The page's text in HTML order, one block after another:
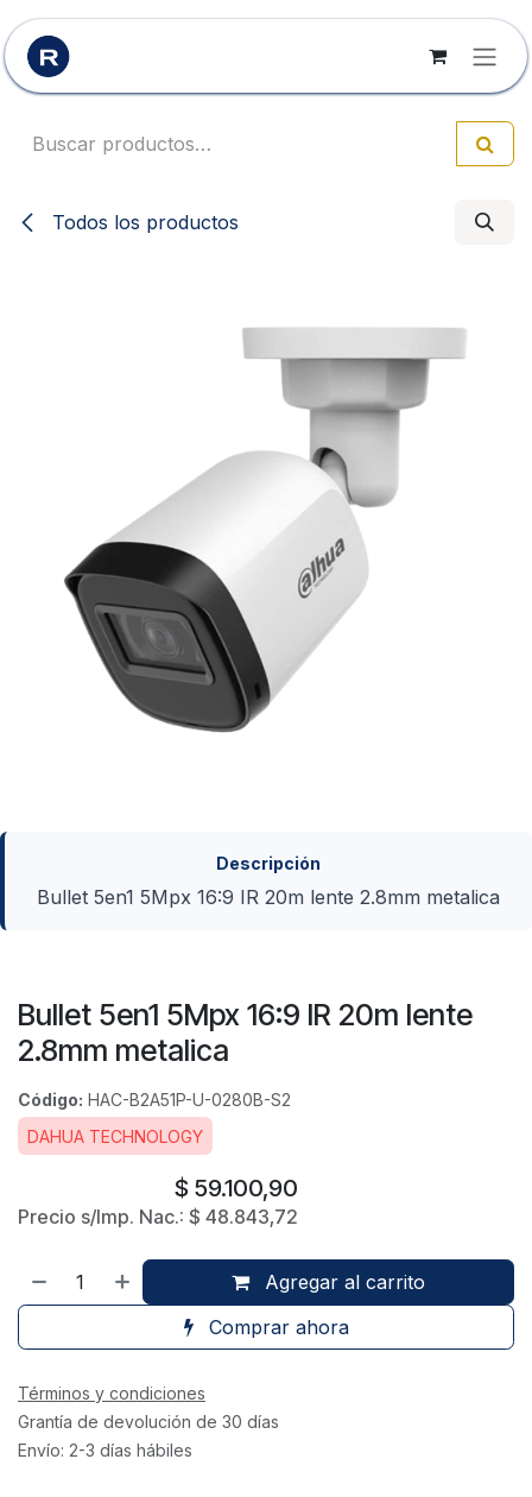
Ir al contenido
Todos los productos
Descripción
Bullet 5en1 5Mpx 16:9 IR 20m lente 2.8mm metalica
Bullet 5en1 5Mpx 16:9 IR 20m lente
2.8mm metalica
Código: HAC-B2A51P-U-0280B-S2
DAHUA TECHNOLOGY
$ 59.100,90
Precio s/Imp. Nac.: $ 48.843,72
Agregar al carrito
Comprar ahora
Términos y condiciones
Grantía de devolución de 30 días
Envío: 2-3 días hábiles